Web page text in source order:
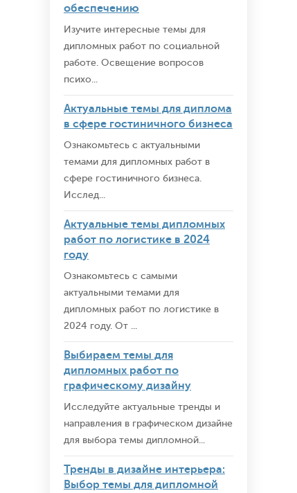
обеспечению
Изучите интересные темы для
дипломных работ по социальной
работе. Освещение вопросов
психо...
Актуальные темы для диплома
в сфере гостиничного бизнеса
Ознакомьтесь с актуальными
темами для дипломных работ в
сфере гостиничного бизнеса.
Исслед...
Актуальные темы дипломных
работ по логистике в 2024
году
Ознакомьтесь с самыми
актуальными темами для
дипломных работ по логистике в
2024 году. От ...
Выбираем темы для
дипломных работ по
графическому дизайну
Исследуйте актуальные тренды и
направления в графическом дизайне
для выбора темы дипломной...
Тренды в дизайне интерьера:
Выбор темы для дипломной